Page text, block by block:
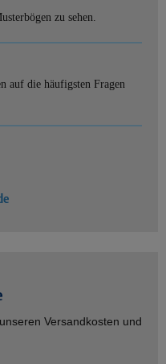
zu sehen.
auf die häufigsten Fragen
Versandkosten und